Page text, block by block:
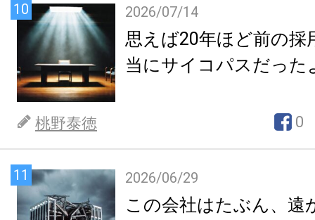
10 2026/07/14
思えば20年ほど前の採
当にサイコパスだった
桃野泰徳 0
11 2026/06/29
この会社はたぶん、遠